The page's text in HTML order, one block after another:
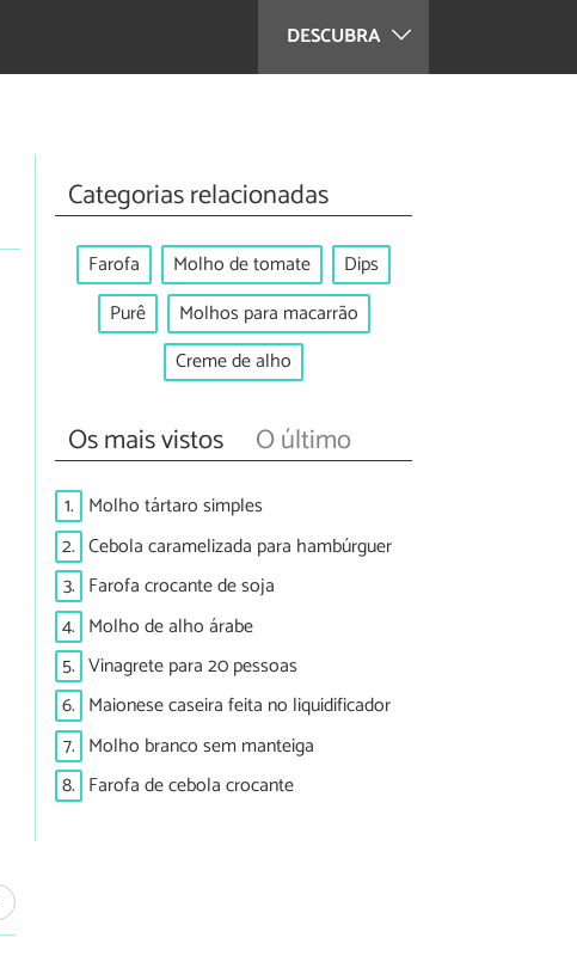
DESCUBRA
Categorias relacionadas
Farofa Molho de tomate
Dips
Purê
Molhos para macarrão
Creme de alho
Os mais vistos O último
1. Molho tártaro simples
2. Cebola caramelizada para hambúrguer
3. Farofa crocante de soja
4. Molho de alho árabe
5. Vinagrete para 20 pessoas
6. Maionese caseira feita no liquidificador
7. Molho branco sem manteiga
8. Farofa de cebola crocante